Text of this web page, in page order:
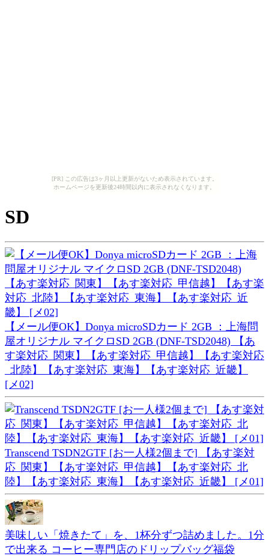
[PR] この広告は3ヶ月以上更新がないため表示されています。
ホームページを更新後24時間以内に表示されなくなります。
SD
【メール便OK】Donya microSDカード 2GB ：上海問
屋オリジナル マイクロSD 2GB (DNF-TSD2048) 【あ
す楽対応_関東】【あす楽対応_甲信越】【あす楽対応
_北陸】【あす楽対応_東海】【あす楽対応_近畿】
[メ02]
Transcend TSDN2GTF [お一人様2個まで] 【あす楽対
応_関東】【あす楽対応_甲信越】【あす楽対応_北
陸】【あす楽対応_東海】【あす楽対応_近畿】 [メ01]
美味しい「焼きたて」を、1杯分ずつ詰めました。1分
で出来る コーヒー専門店のドリップバッグ福袋